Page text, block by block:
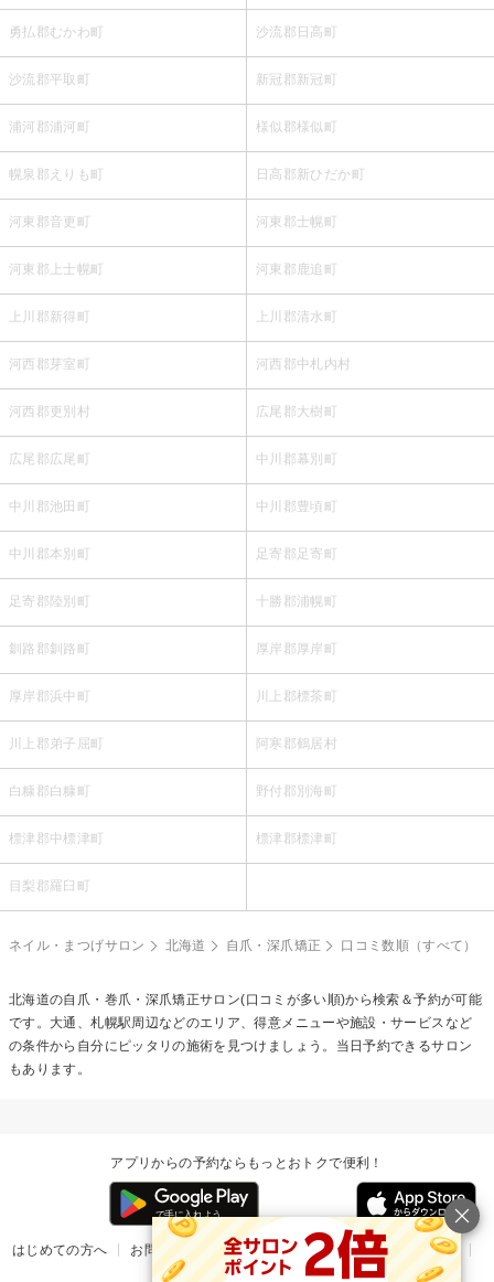
勇払郡むかわ町 沙流郡日高町
沙流郡平取町 新冠郡新冠町
浦河郡浦河町 様似郡様似町
幌泉郡えりも町 日高郡新ひだか町
河東郡音更町 河東郡士幌町
河東郡上士幌町 河東郡鹿追町
上川郡新得町 上川郡清水町
河西郡芽室町 河西郡中札内村
河西郡更別村 広尾郡大樹町
広尾郡広尾町 中川郡幕別町
中川郡池田町 中川郡豊頃町
中川郡本別町 足寄郡足寄町
足寄郡陸別町 十勝郡浦幌町
釧路郡釧路町 厚岸郡厚岸町
厚岸郡浜中町 川上郡標茶町
川上郡弟子屈町 阿寒郡鶴居村
白糠郡白糠町 野付郡別海町
標津郡中標津町 標津郡標津町
目梨郡羅臼町
ネイル・まつげサロン 北海道 自爪・深爪矯正 口コミ数順（すべて）
北海道の自爪・巻爪・深爪矯正サロン(口コミが多い順)から検索＆予約が可能
です。大通、札幌駅周辺などのエリア、得意メニューや施設・サービスなど
の条件から自分にピッタリの施術を見つけましょう。当日予約できるサロン
もあります。
アプリからの予約ならもっとおトクで便利！
はじめての方へ お問い合わせ ヘルプ リリース情報
利用規約
掲載ご希望のサロン様